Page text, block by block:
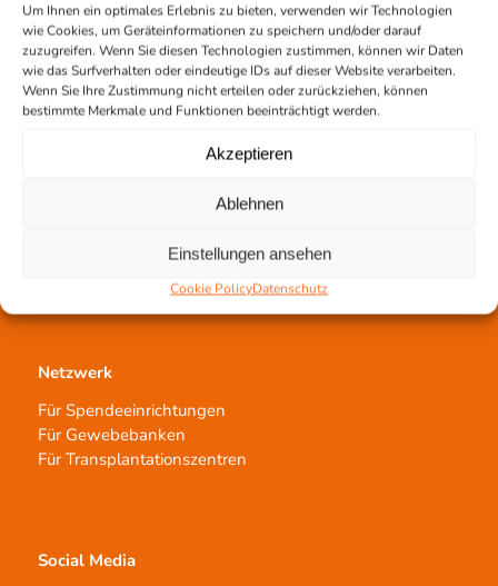
Um Ihnen ein optimales Erlebnis zu bieten, verwenden wir Technologien
wie Cookies, um Geräteinformationen zu speichern und/oder darauf
zuzugreifen. Wenn Sie diesen Technologien zustimmen, können wir Daten
wie das Surfverhalten oder eindeutige IDs auf dieser Website verarbeiten.
Wenn Sie Ihre Zustimmung nicht erteilen oder zurückziehen, können
bestimmte Merkmale und Funktionen beeinträchtigt werden.
Akzeptieren
Ablehnen
Einstellungen ansehen
Cookie PolicyDatenschutz
Jetzt untertstützen!
Netzwerk
Für Spendeeinrichtungen
Für Gewebebanken
Für Transplantationszentren
Social Media